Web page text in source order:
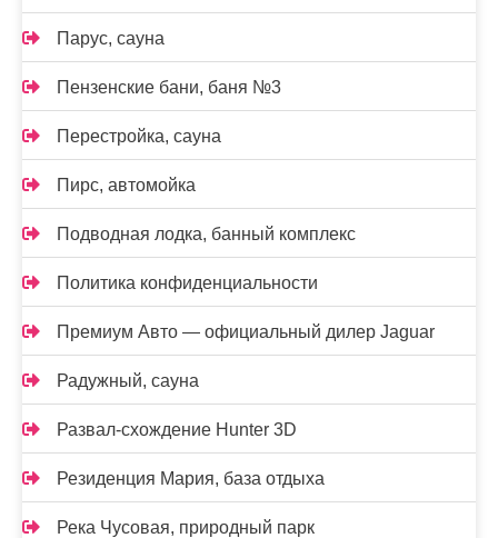
Парус, сауна
Пензенские бани, баня №3
Перестройка, сауна
Пирс, автомойка
Подводная лодка, банный комплекс
Политика конфиденциальности
Премиум Авто — официальный дилер Jaguar
Радужный, сауна
Развал-схождение Hunter 3D
Резиденция Мария, база отдыха
Река Чусовая, природный парк